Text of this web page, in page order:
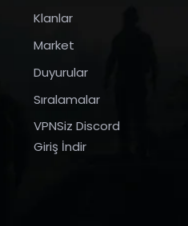
Klanlar
Market
Duyurular
Sıralamalar
VPNSiz Discord
Giriş İndir